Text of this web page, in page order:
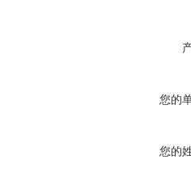
您的
您的